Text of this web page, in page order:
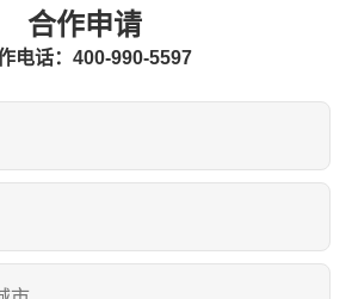
合作申请
电话：400-990-5597